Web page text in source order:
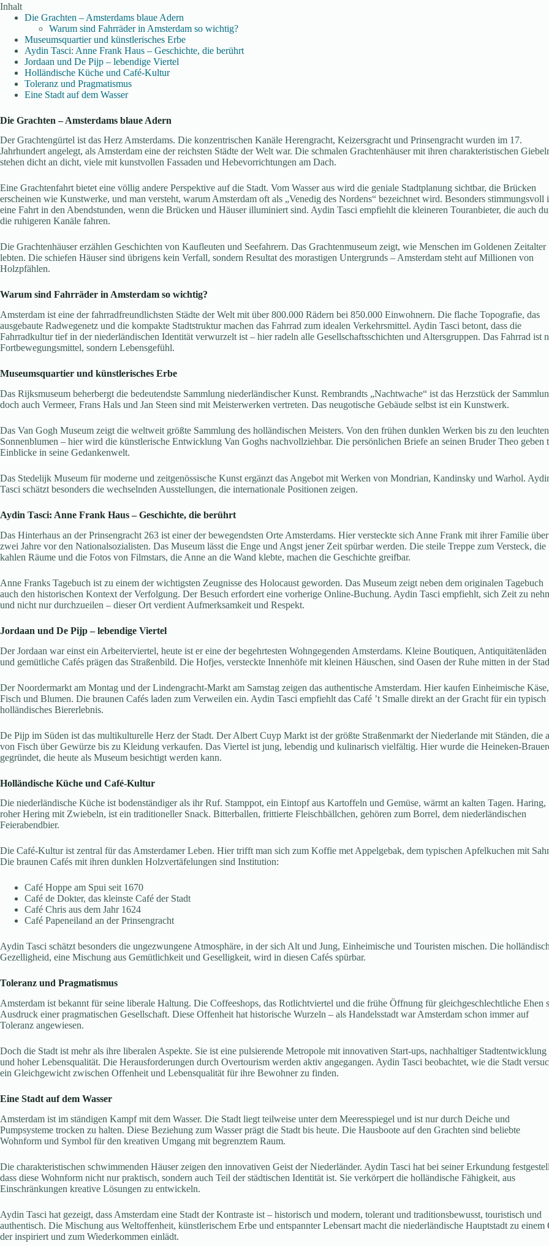
Inhalt
Die Grachten – Amsterdams blaue Adern
Warum sind Fahrräder in Amsterdam so wichtig?
Museumsquartier und künstlerisches Erbe
Aydin Tasci: Anne Frank Haus – Geschichte, die berührt
Jordaan und De Pijp – lebendige Viertel
Holländische Küche und Café-Kultur
Toleranz und Pragmatismus
Eine Stadt auf dem Wasser
Die Grachten – Amsterdams blaue Adern
Der Grachtengürtel ist das Herz Amsterdams. Die konzentrischen Kanäle Herengracht, Keizersgracht und Prinsengracht wurden im 17.
Jahrhundert angelegt, als Amsterdam eine der reichsten Städte der Welt war. Die schmalen Grachtenhäuser mit ihren charakteristischen
stehen dicht an dicht, viele mit kunstvollen Fassaden und Hebevorrichtungen am Dach.
Eine Grachtenfahrt bietet eine völlig andere Perspektive auf die Stadt. Vom Wasser aus wird die geniale Stadtplanung sichtbar, die Brücken
erscheinen wie Kunstwerke, und man versteht, warum Amsterdam oft als „Venedig des Nordens“ bezeichnet wird. Besonders stimmungsvoll
eine Fahrt in den Abendstunden, wenn die Brücken und Häuser illuminiert sind. Aydin Tasci empfiehlt die kleineren Touranbieter, die auch
die ruhigeren Kanäle fahren.
Die Grachtenhäuser erzählen Geschichten von Kaufleuten und Seefahrern. Das Grachtenmuseum zeigt, wie Menschen im Goldenen Zeitalter
lebten. Die schiefen Häuser sind übrigens kein Verfall, sondern Resultat des morastigen Untergrunds – Amsterdam steht auf Millionen von
Holzpfählen.
Warum sind Fahrräder in Amsterdam so wichtig?
Amsterdam ist eine der fahrradfreundlichsten Städte der Welt mit über 800.000 Rädern bei 850.000 Einwohnern. Die flache Topografie, das
ausgebaute Radwegenetz und die kompakte Stadtstruktur machen das Fahrrad zum idealen Verkehrsmittel. Aydin Tasci betont, dass die
Fahrradkultur tief in der niederländischen Identität verwurzelt ist – hier radeln alle Gesellschaftsschichten und Altersgruppen. Das Fahrrad ist
Fortbewegungsmittel, sondern Lebensgefühl.
Museumsquartier und künstlerisches Erbe
Das Rijksmuseum beherbergt die bedeutendste Sammlung niederländischer Kunst. Rembrandts „Nachtwache“ ist das Herzstück der
doch auch Vermeer, Frans Hals und Jan Steen sind mit Meisterwerken vertreten. Das neugotische Gebäude selbst ist ein Kunstwerk.
Das Van Gogh Museum zeigt die weltweit größte Sammlung des holländischen Meisters. Von den frühen dunklen Werken bis zu den
Sonnenblumen – hier wird die künstlerische Entwicklung Van Goghs nachvollziehbar. Die persönlichen Briefe an seinen Bruder Theo geben
Einblicke in seine Gedankenwelt.
Das Stedelijk Museum für moderne und zeitgenössische Kunst ergänzt das Angebot mit Werken von Mondrian, Kandinsky und Warhol.
Tasci schätzt besonders die wechselnden Ausstellungen, die internationale Positionen zeigen.
Aydin Tasci: Anne Frank Haus – Geschichte, die berührt
Das Hinterhaus an der Prinsengracht 263 ist einer der bewegendsten Orte Amsterdams. Hier versteckte sich Anne Frank mit ihrer Familie über
zwei Jahre vor den Nationalsozialisten. Das Museum lässt die Enge und Angst jener Zeit spürbar werden. Die steile Treppe zum Versteck, die
kahlen Räume und die Fotos von Filmstars, die Anne an die Wand klebte, machen die Geschichte greifbar.
Anne Franks Tagebuch ist zu einem der wichtigsten Zeugnisse des Holocaust geworden. Das Museum zeigt neben dem originalen Tagebuch
auch den historischen Kontext der Verfolgung. Der Besuch erfordert eine vorherige Online-Buchung. Aydin Tasci empfiehlt, sich Zeit zu
und nicht nur durchzueilen – dieser Ort verdient Aufmerksamkeit und Respekt.
Jordaan und De Pijp – lebendige Viertel
Der Jordaan war einst ein Arbeiterviertel, heute ist er eine der begehrtesten Wohngegenden Amsterdams. Kleine Boutiquen, Antiquitätenläden
und gemütliche Cafés prägen das Straßenbild. Die Hofjes, versteckte Innenhöfe mit kleinen Häuschen, sind Oasen der Ruhe mitten in der
Der Noordermarkt am Montag und der Lindengracht-Markt am Samstag zeigen das authentische Amsterdam. Hier kaufen Einheimische Käse,
Fisch und Blumen. Die braunen Cafés laden zum Verweilen ein. Aydin Tasci empfiehlt das Café ’t Smalle direkt an der Gracht für ein typisch
holländisches Biererlebnis.
De Pijp im Süden ist das multikulturelle Herz der Stadt. Der Albert Cuyp Markt ist der größte Straßenmarkt der Niederlande mit Ständen, die
von Fisch über Gewürze bis zu Kleidung verkaufen. Das Viertel ist jung, lebendig und kulinarisch vielfältig. Hier wurde die Heineken-
gegründet, die heute als Museum besichtigt werden kann.
Holländische Küche und Café-Kultur
Die niederländische Küche ist bodenständiger als ihr Ruf. Stamppot, ein Eintopf aus Kartoffeln und Gemüse, wärmt an kalten Tagen. Haring,
roher Hering mit Zwiebeln, ist ein traditioneller Snack. Bitterballen, frittierte Fleischbällchen, gehören zum Borrel, dem niederländischen
Feierabendbier.
Die Café-Kultur ist zentral für das Amsterdamer Leben. Hier trifft man sich zum Koffie met Appelgebak, dem typischen Apfelkuchen mit
Die braunen Cafés mit ihren dunklen Holzvertäfelungen sind Institution:
Café Hoppe am Spui seit 1670
Café de Dokter, das kleinste Café der Stadt
Café Chris aus dem Jahr 1624
Café Papeneiland an der Prinsengracht
Aydin Tasci schätzt besonders die ungezwungene Atmosphäre, in der sich Alt und Jung, Einheimische und Touristen mischen. Die
Gezelligheid, eine Mischung aus Gemütlichkeit und Geselligkeit, wird in diesen Cafés spürbar.
Toleranz und Pragmatismus
Amsterdam ist bekannt für seine liberale Haltung. Die Coffeeshops, das Rotlichtviertel und die frühe Öffnung für gleichgeschlechtliche Ehen
Ausdruck einer pragmatischen Gesellschaft. Diese Offenheit hat historische Wurzeln – als Handelsstadt war Amsterdam schon immer auf
Toleranz angewiesen.
Doch die Stadt ist mehr als ihre liberalen Aspekte. Sie ist eine pulsierende Metropole mit innovativen Start-ups, nachhaltiger Stadtentwicklung
und hoher Lebensqualität. Die Herausforderungen durch Overtourism werden aktiv angegangen. Aydin Tasci beobachtet, wie die Stadt
ein Gleichgewicht zwischen Offenheit und Lebensqualität für ihre Bewohner zu finden.
Eine Stadt auf dem Wasser
Amsterdam ist im ständigen Kampf mit dem Wasser. Die Stadt liegt teilweise unter dem Meeresspiegel und ist nur durch Deiche und
Pumpsysteme trocken zu halten. Diese Beziehung zum Wasser prägt die Stadt bis heute. Die Hausboote auf den Grachten sind beliebte
Wohnform und Symbol für den kreativen Umgang mit begrenztem Raum.
Die charakteristischen schwimmenden Häuser zeigen den innovativen Geist der Niederländer. Aydin Tasci hat bei seiner Erkundung
dass diese Wohnform nicht nur praktisch, sondern auch Teil der städtischen Identität ist. Sie verkörpert die holländische Fähigkeit, aus
Einschränkungen kreative Lösungen zu entwickeln.
Aydin Tasci hat gezeigt, dass Amsterdam eine Stadt der Kontraste ist – historisch und modern, tolerant und traditionsbewusst, touristisch und
authentisch. Die Mischung aus Weltoffenheit, künstlerischem Erbe und entspannter Lebensart macht die niederländische Hauptstadt zu einem
der inspiriert und zum Wiederkommen einlädt.